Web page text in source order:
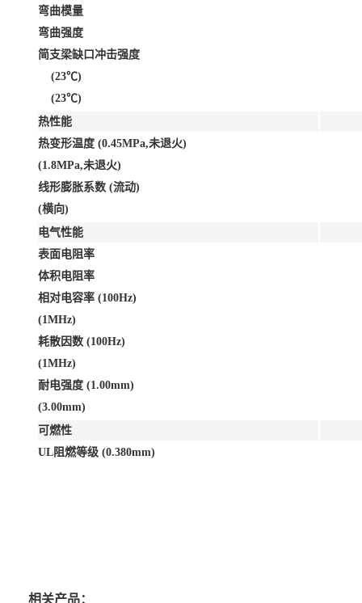
弯曲模量
弯曲强度
简支梁缺口冲击强度
(23℃)
(23℃)
热性能
热变形温度 (0.45MPa,未退火)
(1.8MPa,未退火)
线形膨胀系数 (流动)
(横向)
电气性能
表面电阻率
体积电阻率
相对电容率 (100Hz)
(1MHz)
耗散因数 (100Hz)
(1MHz)
耐电强度 (1.00mm)
(3.00mm)
可燃性
UL阻燃等级 (0.380mm)
相关产品：